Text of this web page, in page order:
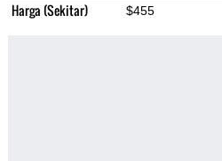
Harga (Sekitar) $455